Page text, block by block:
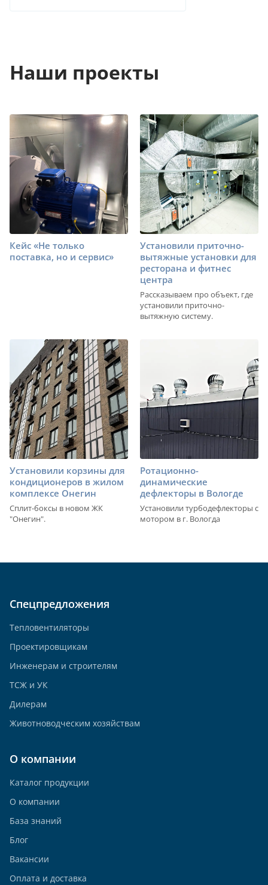
Наши проекты
Кейс «Не только
поставка, но и сервис»
Установили приточно-
вытяжные установки для
ресторана и фитнес
центра
Рассказываем про объект, где
установили приточно-
вытяжную систему.
Установили корзины для
кондиционеров в жилом
комплексе Онегин
Сплит-боксы в новом ЖК
"Онегин".
Ротационно-
динамические
дефлекторы в Вологде
Установили турбодефлекторы с
мотором в г. Вологда
Спецпредложения
Тепловентиляторы
Проектировщикам
Инженерам и строителям
ТСЖ и УК
Дилерам
Животноводческим хозяйствам
О компании
Каталог продукции
О компании
База знаний
Блог
Вакансии
Оплата и доставка